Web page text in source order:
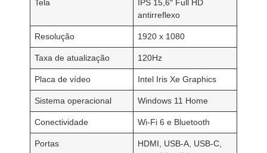
Tela
IPS 15,6″ Full HD
antirreflexo
Resolução 1920 x 1080
Taxa de atualização 120Hz
Placa de vídeo Intel Iris Xe Graphics
Sistema operacional Windows 11 Home
Conectividade Wi-Fi 6 e Bluetooth
Portas
HDMI, USB-A, USB-C,